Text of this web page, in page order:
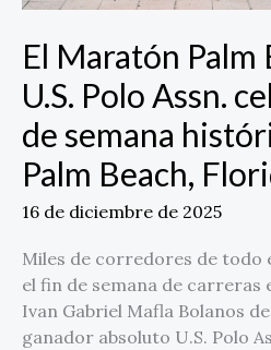
El Maratón Palm
U.S. Polo Assn.
de semana
Palm Beach,
16 de diciembre de 2025
Miles de corredores de todo
el fin de semana de carreras
Ivan Gabriel Mafla Bolanos
ganador absoluto U.S. Polo
de
semana
histórico
en
West
Palm
Beach,